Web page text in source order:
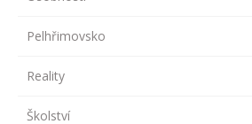
Pelhřimovsko
Reality
Školství